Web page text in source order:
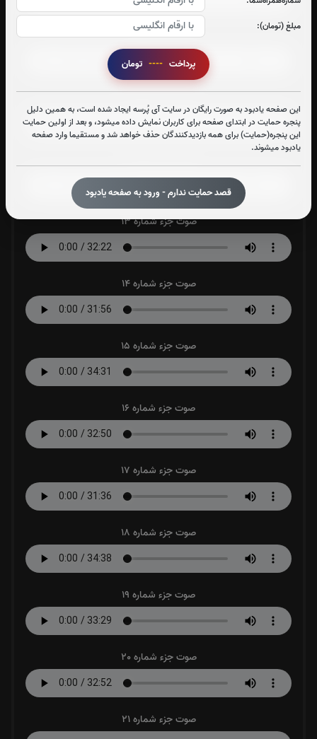
مبلغ (تومان):
پرداخت ----
این صفحه یادبود به صورت رایگان در سایت آی پُرسه ایجاد شده است، به همین دلیل
پنجره حمایت در ابتدای صفحه برای کاربران نمایش داده میشود، و بعد از اولین حمایت
این پنجره(حمایت) برای همه بازدیدکنندگان حذف خواهد شد و مستقیما وارد صفحه
یادبود میشوند.
قصد حمایت ندارم - ورود به صفحه یادبود
صوت جزء شماره 10
صوت جزء شماره 11
صوت جزء شماره 13
صوت جزء شماره 14
صوت جزء شماره 15
صوت جزء شماره 16
صوت جزء شماره 17
صوت جزء شماره 18
صوت جزء شماره 19
صوت جزء شماره 20
صوت جزء شماره 21